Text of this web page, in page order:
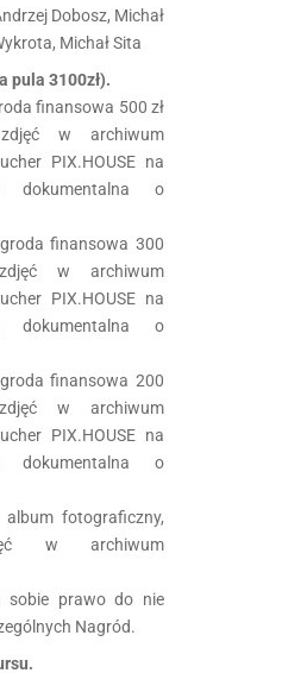
Dobosz, Michał
Michał Sita
pula 3100zł).
finansowa 500 zł
w archiwum
PIX.HOUSE na
dokumentalna o
finansowa 300
w archiwum
PIX.HOUSE na
dokumentalna o
finansowa 200
w archiwum
PIX.HOUSE na
dokumentalna o
fotograficzny,
w archiwum
sobie prawo do nie
Nagród.